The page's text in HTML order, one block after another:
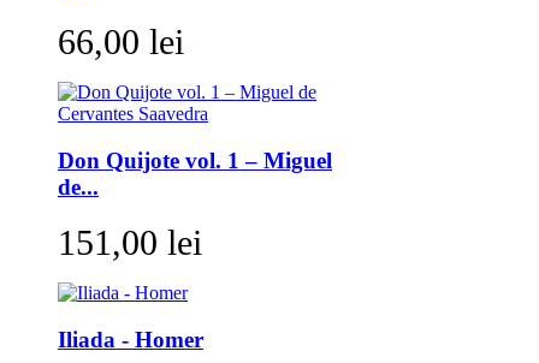
66,00 lei
Don Quijote vol. 1 – Miguel
de...
151,00 lei
Iliada - Homer